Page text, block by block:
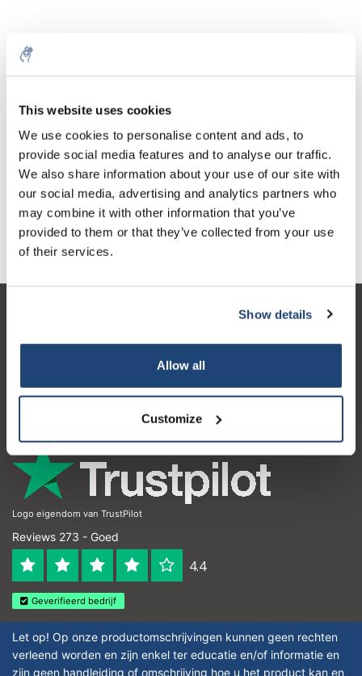
This website uses cookies
We use cookies to personalise content and ads, to
provide social media features and to analyse our traffic.
We also share information about your use of our site with
our social media, advertising and analytics partners who
may combine it with other information that you’ve
provided to them or that they’ve collected from your use
of their services.
Show details
Allow all
Customize
1 Stuk Excl. btw
€56,77
Incl. btw
Toevoegen aan winkelwagen
Informatie
Contactgegevens
Logo eigendom van TrustPilot
Reviews 273 - Goed
4.4
Geverifieerd bedrijf
Let op! Op onze productomschrijvingen kunnen geen rechten
verleend worden en zijn enkel ter educatie en/of informatie en
zijn geen handleiding of omschrijving hoe u het product kan en